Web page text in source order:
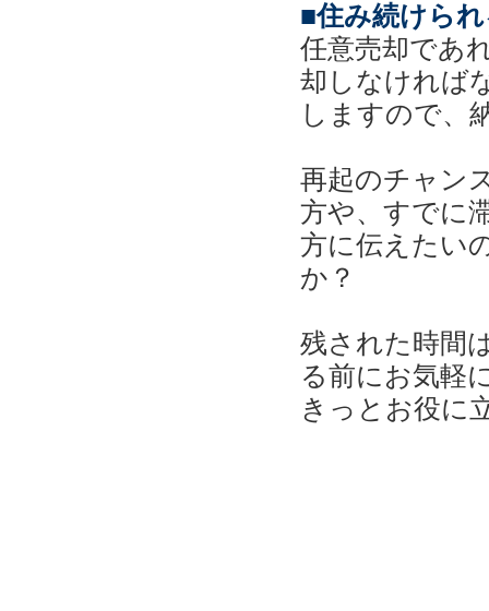
■住み続けら
任意売却であ
却しなければ
しますので、
再起のチャン
方や、すでに
方に伝えたい
か？
残された時間
る前にお気軽
きっとお役に